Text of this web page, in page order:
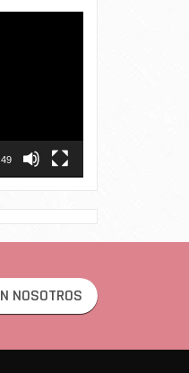
NOSOTROS